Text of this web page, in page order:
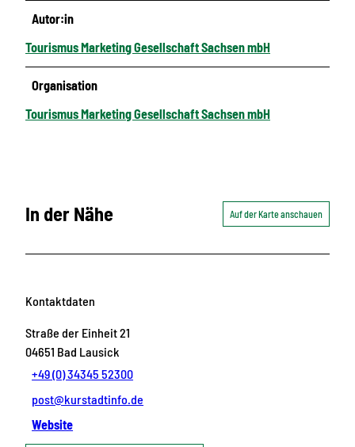
Autor:in
Tourismus Marketing Gesellschaft Sachsen mbH
Organisation
Tourismus Marketing Gesellschaft Sachsen mbH
In der Nähe Auf der Karte anschauen
Kontaktdaten
Straße der Einheit 21
04651 Bad Lausick
+49 (0) 34345 52300
post@kurstadtinfo.de
Website